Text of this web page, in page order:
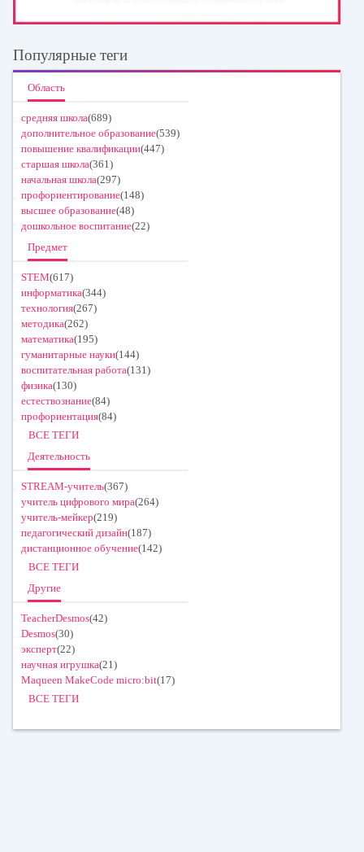
Популярные теги
Область
средняя школа(689)
дополнительное образование(539)
повышение квалификации(447)
старшая школа(361)
начальная школа(297)
профориентирование(148)
высшее образование(48)
дошкольное воспитание(22)
Предмет
STEM(617)
информатика(344)
технология(267)
методика(262)
математика(195)
гуманитарные науки(144)
воспитательная работа(131)
физика(130)
естествознание(84)
профориентация(84)
ВСЕ ТЕГИ
Деятельность
STREAM-учитель(367)
учитель цифрового мира(264)
учитель-мейкер(219)
педагогический дизайн(187)
дистанционное обучение(142)
ВСЕ ТЕГИ
Другие
TeacherDesmos(42)
Desmos(30)
эксперт(22)
научная игрушка(21)
Maqueen MakeCode micro:bit(17)
ВСЕ ТЕГИ